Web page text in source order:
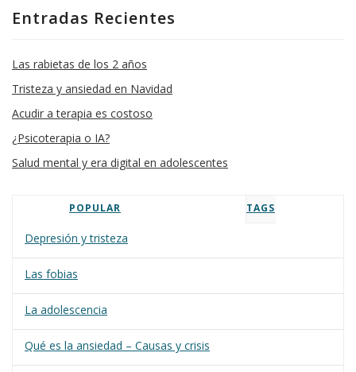
Entradas Recientes
Las rabietas de los 2 años
Tristeza y ansiedad en Navidad
Acudir a terapia es costoso
¿Psicoterapia o IA?
Salud mental y era digital en adolescentes
POPULAR TAGS
Depresión y tristeza
Las fobias
La adolescencia
Qué es la ansiedad – Causas y crisis